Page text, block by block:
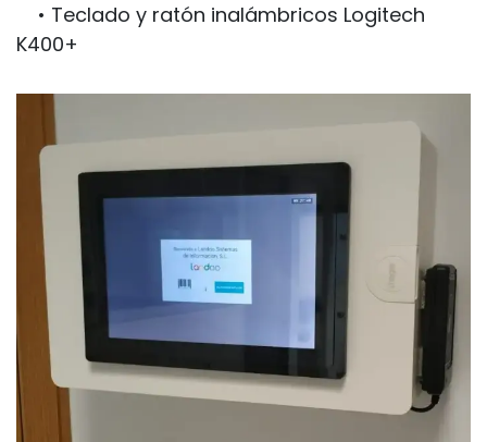
• Teclado y ratón inalámbricos Logitech
K400+